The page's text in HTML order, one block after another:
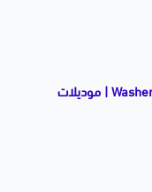
رشاش مساحة شفروليه كروز | Washer Nozzle | موديلات